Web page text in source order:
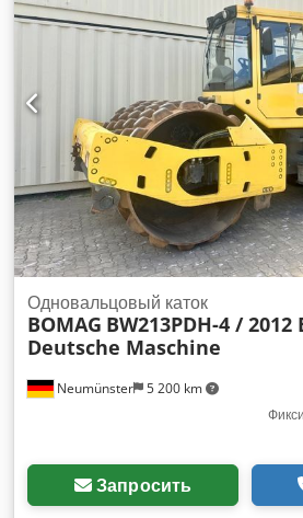
Neumünster 5 200 km
Одновальцовый каток
BOMAG BW213PDH-4 / 2012
Deutsche Maschine
Запросить